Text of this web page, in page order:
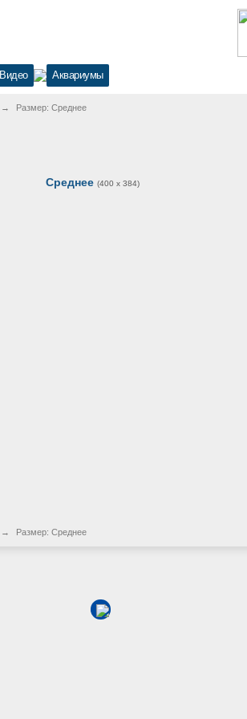
Видео Аквариумы
→ Размер: Среднее
Среднее (400 x 384)
→ Размер: Среднее